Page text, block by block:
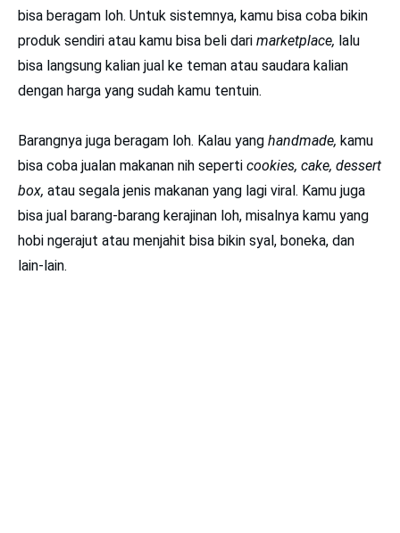
bisa beragam loh. Untuk sistemnya, kamu bisa coba bikin
produk sendiri atau kamu bisa beli dari marketplace, lalu
bisa langsung kalian jual ke teman atau saudara kalian
dengan harga yang sudah kamu tentuin.
Barangnya juga beragam loh. Kalau yang handmade, kamu
bisa coba jualan makanan nih seperti cookies, cake, dessert
box, atau segala jenis makanan yang lagi viral. Kamu juga
bisa jual barang-barang kerajinan loh, misalnya kamu yang
hobi ngerajut atau menjahit bisa bikin syal, boneka, dan
lain-lain.